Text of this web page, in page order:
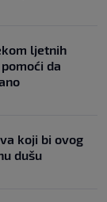
ljetnih
da
koji bi ovog
dušu